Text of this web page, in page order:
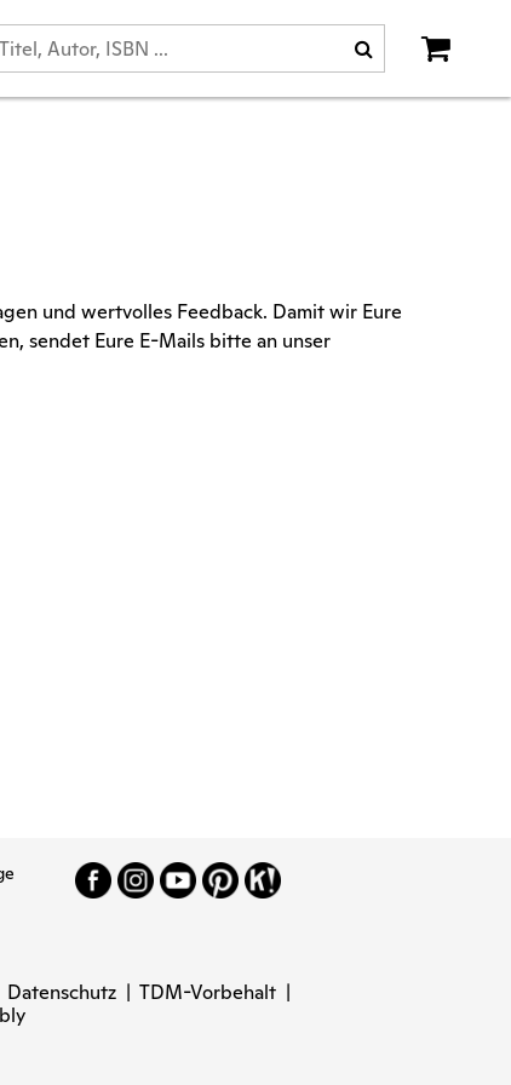
und wertvolles Feedback. Damit wir Eure
sendet Eure E-Mails bitte an unser
Datenschutz | TDM-Vorbehalt |